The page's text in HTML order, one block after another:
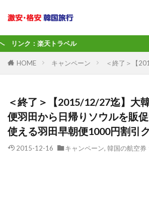
HOME キャンペーン ＜終了＞【
＜終了＞【2015/12/27迄】大
便羽田から日帰りソウルを販
使える羽田早朝便1000円割引
2015-12-16 キャンペーン, 韓国の航空券